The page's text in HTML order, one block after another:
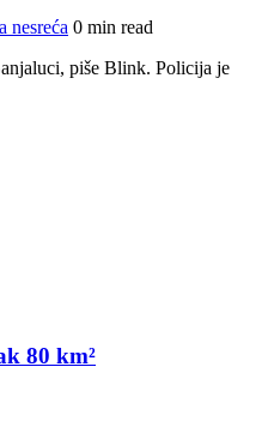
nesreća 0 min read
piše Blink. Policija je
80 km²